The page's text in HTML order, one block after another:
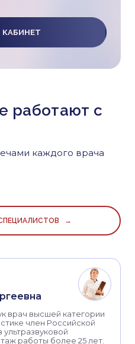
работают с
каждого врача
→
врач высшей категории
член Российской
работы более 25 лет.